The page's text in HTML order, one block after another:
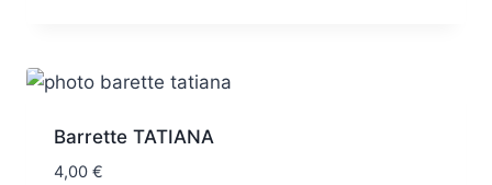
Barrette TATIANA
4,00 €